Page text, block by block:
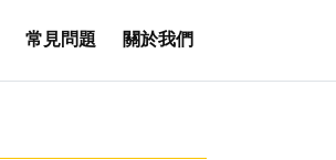
常見問題 關於我們